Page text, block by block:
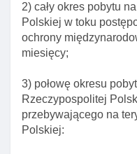
2) cały okres pobytu
Polskiej w toku
ochrony
miesięcy;
3) połowę okresu
Rzeczypospolitej
przebywającego na
Polskiej:
Art. 180.
czasowy dla ofiar
Rozdział 10.
względu na
Art. 181.
na okolicznośCI
pobytu na terytorium